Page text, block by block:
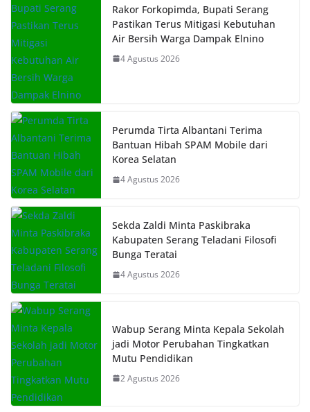
Rakor Forkopimda, Bupati Serang
Pastikan Terus Mitigasi Kebutuhan
Air Bersih Warga Dampak Elnino
4 Agustus 2026
Perumda Tirta Albantani Terima
Bantuan Hibah SPAM Mobile dari
Korea Selatan
4 Agustus 2026
Sekda Zaldi Minta Paskibraka
Kabupaten Serang Teladani Filosofi
Bunga Teratai
4 Agustus 2026
Wabup Serang Minta Kepala Sekolah
jadi Motor Perubahan Tingkatkan
Mutu Pendidikan
2 Agustus 2026